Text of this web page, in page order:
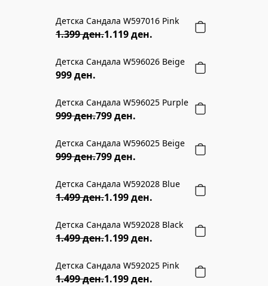
20% ПОПУСТ
Детска Сандала W597016 Pink
1.399 ден.1.119 ден.
NEW COLLECTION
Детска Сандала W596026 Beige
999 ден.
20% ПОПУСТ
Детска Сандала W596025 Purple
999 ден.799 ден.
20% ПОПУСТ
Детска Сандала W596025 Beige
999 ден.799 ден.
20% ПОПУСТ
Детска Сандала W592028 Blue
1.499 ден.1.199 ден.
20% ПОПУСТ
Детска Сандала W592028 Black
1.499 ден.1.199 ден.
20% ПОПУСТ
Детска Сандала W592025 Pink
1.499 ден.1.199 ден.